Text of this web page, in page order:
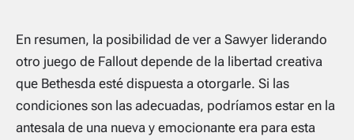
En resumen, la posibilidad de ver a Sawyer liderando
otro juego de Fallout depende de la libertad creativa
que Bethesda esté dispuesta a otorgarle. Si las
condiciones son las adecuadas, podríamos estar en la
antesala de una nueva y emocionante era para esta